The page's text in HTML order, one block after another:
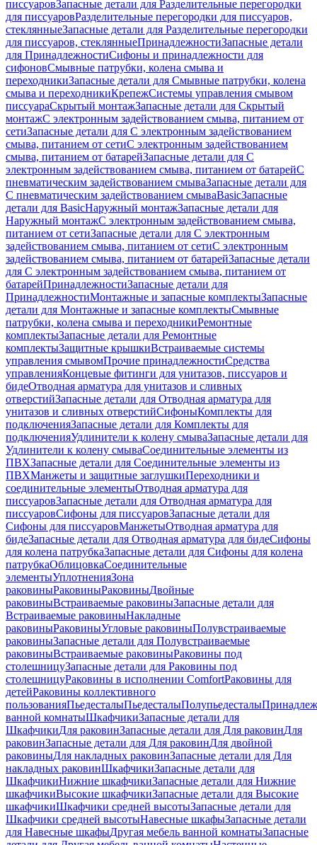
писсуаровЗапасные детали для Разделительные перегородки
для писсуаровРазделительные перегородки для писсуаров,
стеклянныеЗапасные детали для Разделительные перегородки
для писсуаров, стеклянныеПринадлежностиЗапасные детали
для ПринадлежностиСифоны и принадлежности для
сифоновСмывные патрубки, колена смыва и
переходникиЗапасные детали для Смывные патрубки, колена
смыва и переходникиКрепежСистемы управления смывом
писсуараСкрытый монтажЗапасные детали для Скрытый
монтажС электронным задействованием смыва, питанием от
сетиЗапасные детали для С электронным задействованием
смыва, питанием от сетиС электронным задействованием
смыва, питанием от батарейЗапасные детали для С
электронным задействованием смыва, питанием от батарейС
пневматическим задействованием смываЗапасные детали для
С пневматическим задействованием смываBasicЗапасные
детали для BasicНаружный монтажЗапасные детали для
Наружный монтажС электронным задействованием смыва,
питанием от сетиЗапасные детали для С электронным
задействованием смыва, питанием от сетиС электронным
задействованием смыва, питанием от батарейЗапасные детали
для С электронным задействованием смыва, питанием от
батарейПринадлежностиЗапасные детали для
ПринадлежностиМонтажные и запасные комплектыЗапасные
детали для Монтажные и запасные комплектыСмывные
патрубки, колена смыва и переходникиРемонтные
комплектыЗапасные детали для Ремонтные
комплектыЗащитные крышкиВстраиваемые системы
управления смывомПрочие принадлежностиСредства
управленияКонцевые фитинги для унитазов, писсуаров и
бидеОтводная арматура для унитазов и сливных
отверстийЗапасные детали для Отводная арматура для
унитазов и сливных отверстийСифоныКомплекты для
подключенияЗапасные детали для Комплекты для
подключенияУдлинители к колену смываЗапасные детали для
Удлинители к колену смываСоединительные элементы из
ПВХЗапасные детали для Соединительные элементы из
ПВХМанжеты и защитные заглушкиПереходники и
соединительные элементыОтводная арматура для
писсуаровЗапасные детали для Отводная арматура для
писсуаровCифоны для писсуаровЗапасные детали для
Cифоны для писсуаровМанжетыОтводная арматура для
бидеЗапасные детали для Отводная арматура для бидеСифоны
для колена патрубкаЗапасные детали для Сифоны для колена
патрубкаОблицовкаСоединительные
элементыУплотненияЗона
раковиныРаковиныРаковиныДвойные
раковиныВстраиваемые раковиныЗапасные детали для
Встраиваемые раковиныНакладные
раковиныРаковиныУгловые раковиныПолувстраиваемые
раковиныЗапасные детали для Полувстраиваемые
раковиныВстраиваемые раковиныРаковины под
столешницуЗапасные детали для Раковины под
столешницуРаковины в исполнении ComfortPаковины для
детейРаковины коллективного
пользованияПьедесталыПьедесталыПолупьедесталы
ванной комнатыШкафчикиЗапасные детали для
ШкафчикиДля раковинЗапасные детали для Для раковинДля
раковинЗапасные детали для Для раковинДля двойной
раковиныДля накладных pаковинЗапасные детали для Для
накладных pаковинШкафчикиЗапасные детали для
ШкафчикиНижние шкафчикиЗапасные детали для Нижние
шкафчикиВысокие шкафчикиЗапасные детали для Высокие
шкафчикиШкафчики средней высотыЗапасные детали для
Шкафчики средней высотыНавесные шкафыЗапасные детали
для Навесные шкафыДругая мебель ванной комнатыЗапасные